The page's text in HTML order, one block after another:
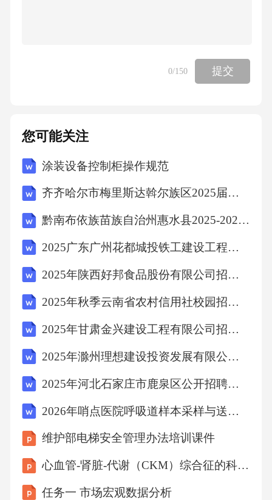
经退行性疾病模型构建、药物开发与临床诊断
开发的重要工具。比如，P301S突变（货号：T0
Tau与微管的相互作用，加速神经原纤维缠结。
激酶磷酸化的Tau蛋白是研究磷酸化调控机制及
其对神经元影响的重要工具。p-tau217、p-tau18
神州已成功开发磷酸化蛋白，欢迎咨询了解。0
2高特异的磷酸化抗体在机制验证与药物筛选实
验中，如何区分“总Tau”与“特定位点磷酸化Tau”
是科研人员最头疼的难题。义翘神州开发一系
u181、p-tau217、p-tau231等）。通过将总Tau抗
体与磷酸化特异性抗体联合使用，科研人员可
以在复杂的细胞基质中全面、定量地解析Tau的
病理特征。抗体经过严格的应用场景验证，适
用于ELISA、免疫印迹（WB）等多种类型的免
疫学实验。【参考文献】1.TimothyDaly,BrunoPI
mbimbo.TauPhosphorylation
0/150 提交
您可能关注
涂装设备控制柜操作规范
齐齐哈尔市梅里斯达斡尔族区2025届数学四年级第二学期期中达标测试试题（含答案）
黔南布依族苗族自治州惠水县2025-2026学年数学三年级下学期期末联考模拟试题（含答案）
2025广东广州花都城投铁工建设工程有限公司招聘广州花都诚锐建设有限公司和广州花都城兴建设有限公司工作人员综合总及背景调查环节人员笔试历年难易错考点试卷带答案解析
2025年陕西好邦食品股份有限公司招聘（20人）笔试历年备考题库附带答案详解
2025年秋季云南省农村信用社校园招聘12人笔试历年典型考题及考点剖析附带答案详解
2025年甘肃金兴建设工程有限公司招聘22人笔试历年典型考点题库附带答案详解
2025年滁州理想建设投资发展有限公司公开招聘2名笔试历年典型考点题库附带答案详解
2025年河北石家庄市鹿泉区公开招聘企业工作人员10名笔试历年典型考点题库附带答案详解
2026年哨点医院呼吸道样本采样与送检工作规范模板
维护部电梯安全管理办法培训课件
心血管-肾脏-代谢（CKM）综合征的科学和临床管理证据
任务一 市场宏观数据分析